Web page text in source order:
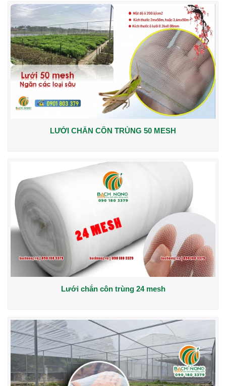
LƯỚI CHẮN CÔN TRÙNG 50 MESH
Lưới chắn côn trùng 24 mesh